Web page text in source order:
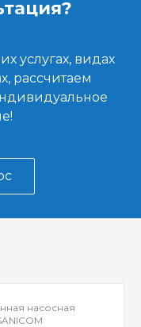
услугах, видах
рассчитаем
насосная